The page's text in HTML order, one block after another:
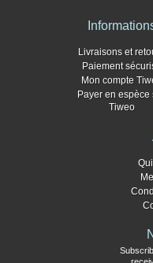
Livraisons et
Paiement
Mon compte
Payer en espèce
Tiweo